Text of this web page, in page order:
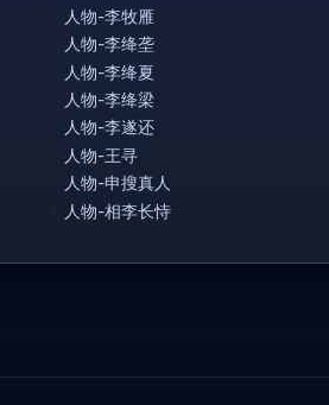
人物-李牧雁
人物-李绛垄
人物-李绛夏
人物-李绛梁
人物-李遂还
人物-王寻
人物-申搜真人
人物-相李长恃